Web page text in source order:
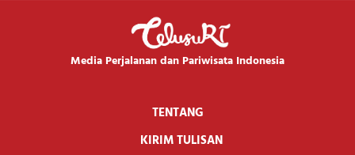
Media Perjalanan dan Pariwisata Indonesia
TENTANG
KIRIM TULISAN